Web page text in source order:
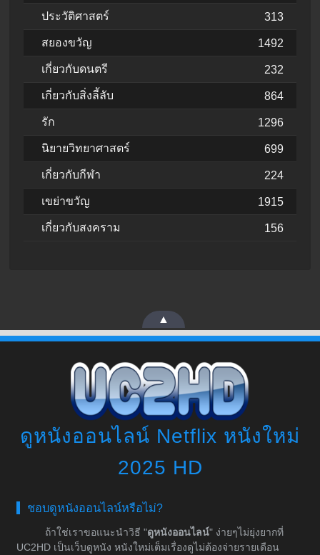
ประวัติศาสตร์ 313
สยองขวัญ 1492
เกี่ยวกับดนตรี 232
เกี่ยวกับสิ่งลี้ลับ 864
รัก 1296
นิยายวิทยาศาสตร์ 699
เกี่ยวกับกีฬา 224
เขย่าขวัญ 1915
เกี่ยวกับสงคราม 156
▲
ดูหนังออนไลน์ Netflix หนังใหม่
2025 HD
ชอบดูหนังออนไลน์หรือไม่?
ถ้าใช่เราขอแนะนำวิธี "ดูหนังออนไลน์" ง่ายๆไม่ยุ่งยากที่
UC2HD เป็นเว็บดูหนัง หนังใหม่เต็มเรื่องดูไม่ต้องจ่ายรายเดือน